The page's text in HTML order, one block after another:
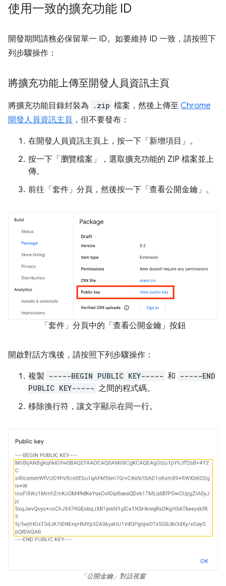
使用一致的擴充功能 ID
開發期間請務必保留單一 ID。如要維持 ID 一致，請按照下
列步驟操作：
將擴充功能上傳至開發人員資訊主頁
將擴充功能目錄封裝為 .zip 檔案，然後上傳至 Chrome
開發人員資訊主頁 ，但不要發布：
在開發人員資訊主頁上，按一下「新增項目」 。
按一下「瀏覽檔案」
，選取擴充功能的 ZIP 檔案並上
傳。
前往「套件」 分頁，然後按一下「查看公開金鑰」 。
「套件」分頁中的「查看公開金鑰」按鈕
開啟對話方塊後，請按照下列步驟操作：
複製 -----BEGIN PUBLIC KEY----- 和 -----END
PUBLIC KEY----- 之間的程式碼。
移除換行符，讓文字顯示在同一行。
「公開金鑰」對話視窗